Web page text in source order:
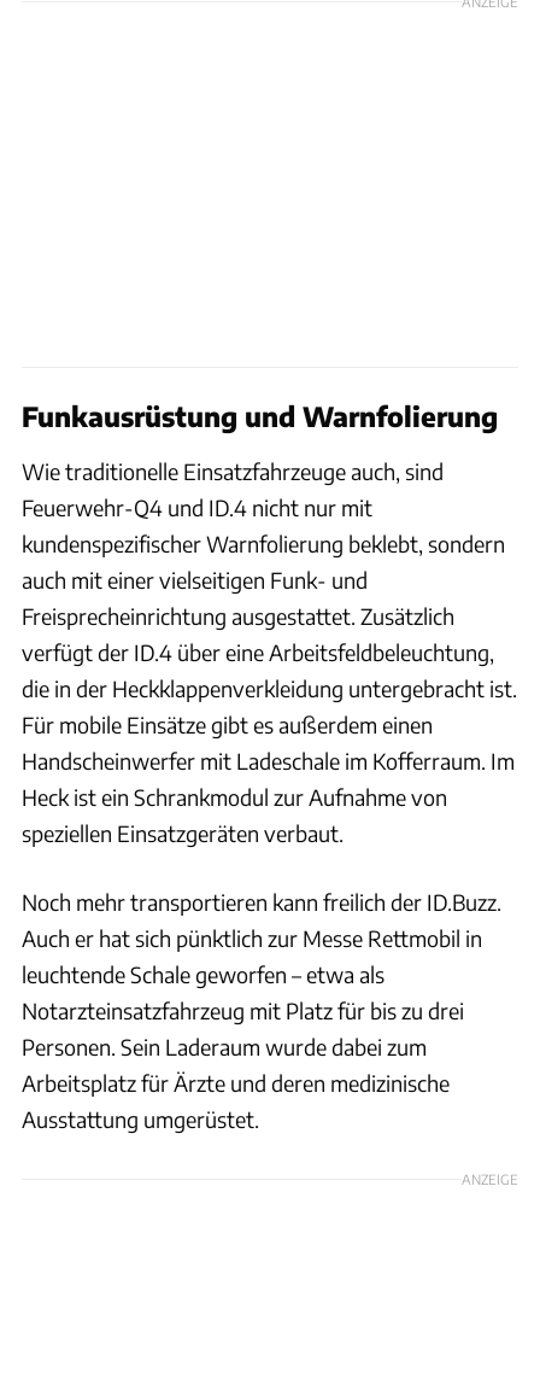
Funkausrüstung und Warnfolierung
Wie traditionelle Einsatzfahrzeuge auch, sind
Feuerwehr-Q4 und ID.4 nicht nur mit
kundenspezifischer Warnfolierung beklebt, sondern
auch mit einer vielseitigen Funk- und
Freisprecheinrichtung ausgestattet. Zusätzlich
verfügt der ID.4 über eine Arbeitsfeldbeleuchtung,
die in der Heckklappenverkleidung untergebracht ist.
Für mobile Einsätze gibt es außerdem einen
Handscheinwerfer mit Ladeschale im Kofferraum. Im
Heck ist ein Schrankmodul zur Aufnahme von
speziellen Einsatzgeräten verbaut.
Noch mehr transportieren kann freilich der ID.Buzz.
Auch er hat sich pünktlich zur Messe Rettmobil in
leuchtende Schale geworfen – etwa als
Notarzteinsatzfahrzeug mit Platz für bis zu drei
Personen. Sein Laderaum wurde dabei zum
Arbeitsplatz für Ärzte und deren medizinische
Ausstattung umgerüstet.
ANZEIGE